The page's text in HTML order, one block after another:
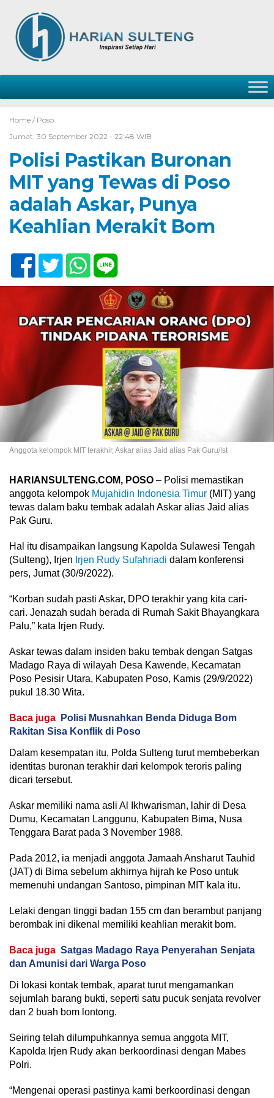
Home / Poso
Jumat, 30 September 2022 - 22:48 WIB
Polisi Pastikan Buronan
MIT yang Tewas di Poso
adalah Askar, Punya
Keahlian Merakit Bom
Anggota kelompok MIT terakhir, Askar alias Jaid alias Pak Guru/Ist
HARIANSULTENG.COM, POSO – Polisi memastikan
anggota kelompok Mujahidin Indonesia Timur (MIT) yang
tewas dalam baku tembak adalah Askar alias Jaid alias
Pak Guru.
Hal itu disampaikan langsung Kapolda Sulawesi Tengah
(Sulteng), Irjen Irjen Rudy Sufahriadi dalam konferensi
pers, Jumat (30/9/2022).
“Korban sudah pasti Askar, DPO terakhir yang kita cari-
cari. Jenazah sudah berada di Rumah Sakit Bhayangkara
Palu,” kata Irjen Rudy.
Askar tewas dalam insiden baku tembak dengan Satgas
Madago Raya di wilayah Desa Kawende, Kecamatan
Poso Pesisir Utara, Kabupaten Poso, Kamis (29/9/2022)
pukul 18.30 Wita.
Baca juga
Polisi Musnahkan Benda Diduga Bom
Rakitan Sisa Konflik di Poso
Dalam kesempatan itu, Polda Sulteng turut membeberkan
identitas buronan terakhir dari kelompok teroris paling
dicari tersebut.
Askar memiliki nama asli Al Ikhwarisman, lahir di Desa
Dumu, Kecamatan Langgunu, Kabupaten Bima, Nusa
Tenggara Barat pada 3 November 1988.
Pada 2012, ia menjadi anggota Jamaah Ansharut Tauhid
(JAT) di Bima sebelum akhirnya hijrah ke Poso untuk
memenuhi undangan Santoso, pimpinan MIT kala itu.
Lelaki dengan tinggi badan 155 cm dan berambut panjang
berombak ini dikenal memiliki keahlian merakit bom.
Baca juga Satgas Madago Raya Penyerahan Senjata
dan Amunisi dari Warga Poso
Di lokasi kontak tembak, aparat turut mengamankan
sejumlah barang bukti, seperti satu pucuk senjata revolver
dan 2 buah bom lontong.
Seiring telah dilumpuhkannya semua anggota MIT,
Kapolda Irjen Rudy akan berkoordinasi dengan Mabes
Polri.
“Mengenai operasi pastinya kami berkoordinasi dengan